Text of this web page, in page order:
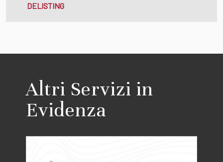
DELISTING
Altri Servizi in
Evidenza